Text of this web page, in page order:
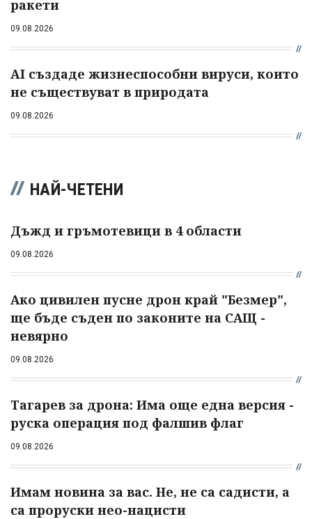
ракети
09.08.2026
AI създаде жизнеспособни вируси, които
не съществуват в природата
09.08.2026
НАЙ-ЧЕТЕНИ
Дъжд и гръмотевици в 4 области
09.08.2026
Ако цивилен пусне дрон край "Безмер",
ще бъде съден по законите на САЩ -
невярно
09.08.2026
Тагарев за дрона: Има още една версия -
руска операция под фалшив флаг
09.08.2026
Имам новина за вас. Не, не са садисти, а
са проруски нео-нацисти